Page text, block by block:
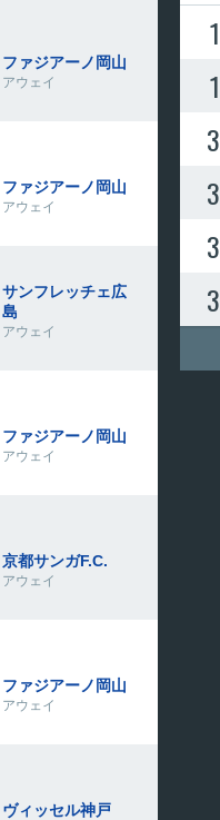
ファジアーノ岡山
アウェイ
ファジアーノ岡山
アウェイ
サンフレッチェ広
島
アウェイ
ファジアーノ岡山
アウェイ
京都サンガF.C.
アウェイ
ファジアーノ岡山
アウェイ
ヴィッセル神戸
1
1
3
3
3
3